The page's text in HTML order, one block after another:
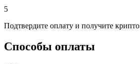
5
Подтвердите оплату и получите крипто
Способы оплаты